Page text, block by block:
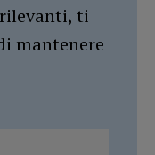
ti
mantenere